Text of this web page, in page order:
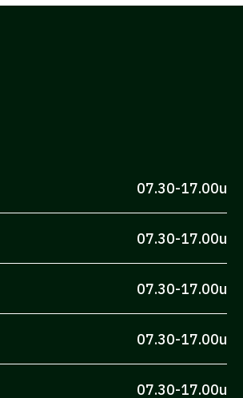
07.30-17.00u
07.30-17.00u
07.30-17.00u
07.30-17.00u
07.30-17.00u